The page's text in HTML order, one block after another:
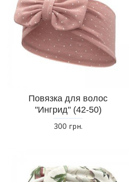
Повязка для волос
"Ингрид" (42-50)
300 грн.